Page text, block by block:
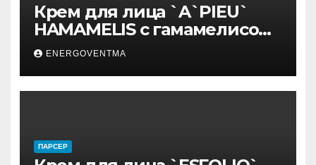
Крем для лица `A`PIEU`
HAMAMELIS с гамамелисом
50 мл
ENERGOVENTMA
ПАРСЕР